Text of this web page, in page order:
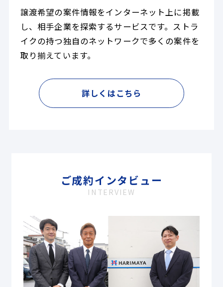
譲渡希望の案件情報をインターネット上に掲載
し、相手企業を探索するサービスです。ストラ
イクの持つ独自のネットワークで多くの案件を
取り揃えています。
詳しくはこちら
ご成約インタビュー
INTERVIEW